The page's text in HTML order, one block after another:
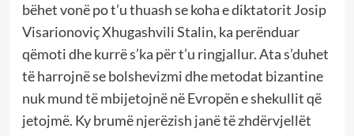
bëhet vonë po t’u thuash se koha e diktatorit Josip
Visarionoviç Xhugashvili Stalin, ka perënduar
qëmoti dhe kurrë s’ka për t’u ringjallur. Ata s’duhet
të harrojnë se bolshevizmi dhe metodat bizantine
nuk mund të mbijetojnë në Evropën e shekullit që
jetojmë. Ky brumë njerëzish janë të zhdërvjellët